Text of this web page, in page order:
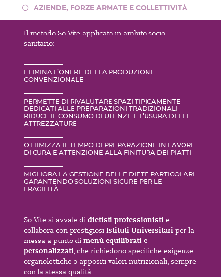
AZIENDE, FORZE ARMATE E COLLETTIVITÀ
Il metodo So.Víte applicato in ambito socio-
sanitario:
ELIMINA L’ONERE DELLA PRODUZIONE
CONVENZIONALE
PERMETTE DI RIVALUTARE SPAZI TIPICAMENTE
DEDICATI ALLE PREPARAZIONI TRADIZIONALI
RIDUCE IL CONSUMO DI UTENZE E L’USURA DELLE
ATTREZZATURE
OTTIMIZZA IL TEMPO DI PREPARAZIONE IN FAVORE
DI CURA E ATTENZIONE ALLA FINITURA DEI PIATTI
MIGLIORA LA GESTIONE DELLE DIETE PARTICOLARI
GARANTENDO SOLUZIONI SICURE PER LE
FRAGILITÀ
So.Víte si avvale di dietisti professionisti e
collabora con prestigiosi Istituti Universitari per la
messa a punto di menù equilibrati e
personalizzati, che richiedono specifiche esigenze
organolettiche o appositi valori nutrizionali, sempre
con la stessa qualità.